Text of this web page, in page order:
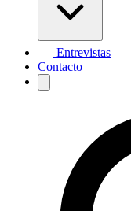
Entrevistas
Contacto